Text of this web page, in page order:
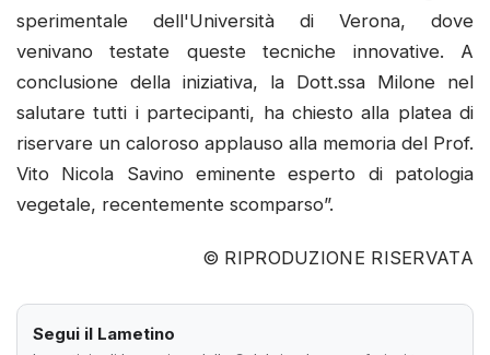
sperimentale dell'Università di Verona, dove
venivano testate queste tecniche innovative. A
conclusione della iniziativa, la Dott.ssa Milone nel
salutare tutti i partecipanti, ha chiesto alla platea di
riservare un caloroso applauso alla memoria del Prof.
Vito Nicola Savino eminente esperto di patologia
vegetale, recentemente scomparso”.
© RIPRODUZIONE RISERVATA
Segui il Lametino